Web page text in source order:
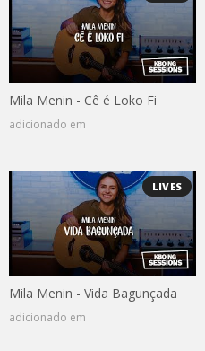
Mila Menin - Cê é Loko Fi
adicionado em
LIVES
Mila Menin - Vida Bagunçada
adicionado em